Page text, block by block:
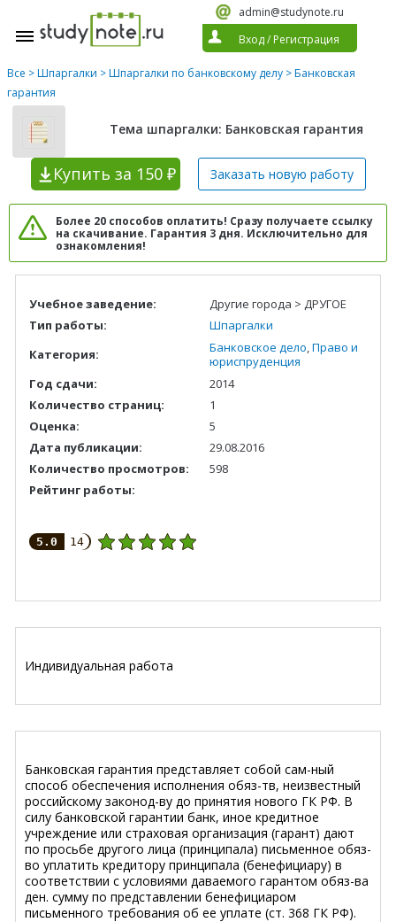
admin@studynote.ru
Вход/ Регистрация
Все >Шпаргалки >Шпаргалки по банковскому делу > Банковская
гарантия
Тема шпаргалки: Банковская гарантия
Купить за 150 ₽ Заказать новую работу
Более 20 способов оплатить! Сразу получаете ссылку
на скачивание. Гарантия 3 дня. Исключительно для
ознакомления!
Учебное заведение:
Другие города > ДРУГОЕ
Тип работы:
Шпаргалки
Категория:
Банковское дело,Право и
юриспруденция
Год сдачи:
2014
Количество страниц:
1
Оценка:
5
Дата публикации:
29.08.2016
Количество просмотров:
598
Рейтинг работы:
5.0 14
Индивидуальная работа
Банковская гарантия представляет собой сам-ный
способ обеспечения исполнения обяз-тв, неизвестный
российскому законод-ву до принятия нового ГК РФ. В
силу банковской гарантии банк, иное кредитное
учреждение или страховая организация (гарант) дают
по просьбе другого лица (принципала) письменное обяз-
во уплатить кредитору принципала (бенефициару) в
соответствии с условиями даваемого гарантом обяз-ва
ден. сумму по представлении бенефициаром
письменного требования об ее уплате (ст. 368 ГК РФ).